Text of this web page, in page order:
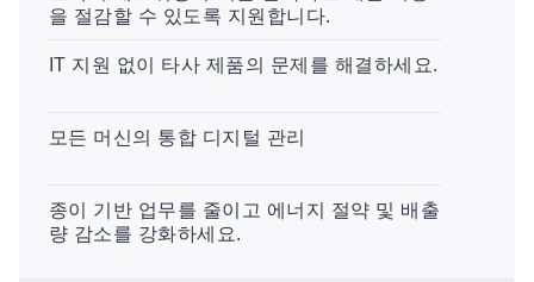
을 절감할 수 있도록 지원합니다.
IT 지원 없이 타사 제품의 문제를 해결하세요.
모든 머신의 통합 디지털 관리
종이 기반 업무를 줄이고 에너지 절약 및 배출
량 감소를 강화하세요.